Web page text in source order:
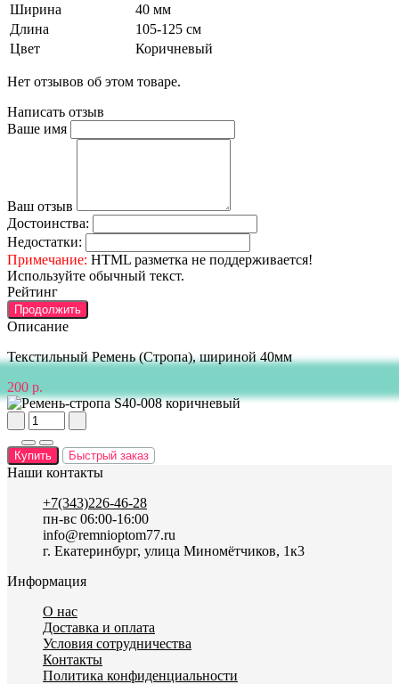
Ширина
40 мм
Длина
105-125 см
Цвет
Коричневый
Нет отзывов об этом товаре.
Написать отзыв
Ваше имя
Ваш отзыв
Достоинства:
Недостатки:
Примечание: HTML разметка не поддерживается!
Используйте обычный текст.
Рейтинг
Продолжить
Описание
Текстильный Ремень (Стропа), шириной 40мм
200 р.
Купить Быстрый заказ
Наши контакты
+7(343)226-46-28
пн-вс 06:00-16:00
info@remnioptom77.ru
г. Екатеринбург, улица Миномётчиков, 1к3
Информация
О нас
Доставка и оплата
Условия сотрудничества
Контакты
Политика конфиденциальности